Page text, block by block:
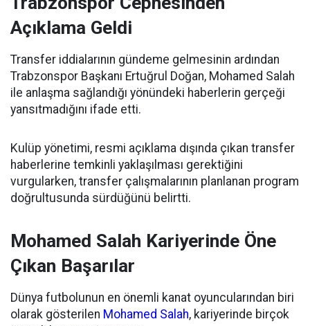
Açıklama Geldi
Transfer iddialarının gündeme gelmesinin ardından
Trabzonspor Başkanı Ertuğrul Doğan, Mohamed Salah
ile anlaşma sağlandığı yönündeki haberlerin gerçeği
yansıtmadığını ifade etti.
Kulüp yönetimi, resmi açıklama dışında çıkan transfer
haberlerine temkinli yaklaşılması gerektiğini
vurgularken, transfer çalışmalarının planlanan program
doğrultusunda sürdüğünü belirtti.
Mohamed Salah Kariyerinde Öne
Çıkan Başarılar
Dünya futbolunun en önemli kanat oyuncularından biri
olarak gösterilen Mohamed Salah, kariyerinde birçok